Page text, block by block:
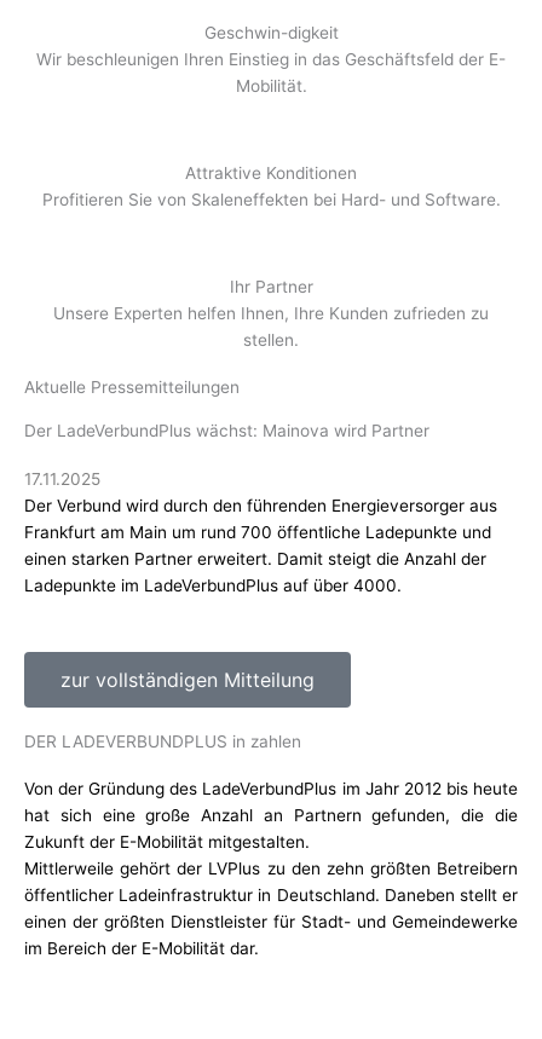
Geschwin-digkeit
Wir beschleunigen Ihren Einstieg in das Geschäftsfeld der E-
Mobilität.
Attraktive Konditionen
Profitieren Sie von Skaleneffekten bei Hard- und Software.
Ihr Partner
Unsere Experten helfen Ihnen, Ihre Kunden zufrieden zu
stellen.
Aktuelle Pressemitteilungen
Der LadeVerbundPlus wächst: Mainova wird Partner
17.11.2025
Der Verbund wird durch den führenden Energieversorger aus
Frankfurt am Main um rund 700 öffentliche Ladepunkte und
einen starken Partner erweitert. Damit steigt die Anzahl der
Ladepunkte im LadeVerbundPlus auf über 4000.
zur vollständigen Mitteilung
DER LADEVERBUNDPLUS in zahlen
Von der Gründung des LadeVerbundPlus im Jahr 2012 bis heute
hat sich eine große Anzahl an Partnern gefunden, die die
Zukunft der E-Mobilität mitgestalten.
Mittlerweile gehört der LVPlus zu den zehn größten Betreibern
öffentlicher Ladeinfrastruktur in Deutschland. Daneben stellt er
einen der größten Dienstleister für Stadt- und Gemeindewerke
im Bereich der E-Mobilität dar.